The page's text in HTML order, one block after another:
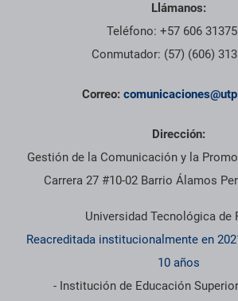
Llámanos:
Teléfono: +57 606
Conmutador: (57) (606)
Correo:
Dirección:
Gestión de la Comunicación y la
Carrera 27 #10-02 Barrio Álamos
Universidad Tecnológica de
Reacreditada institucionalmente en
10 años
- Institución de Educación